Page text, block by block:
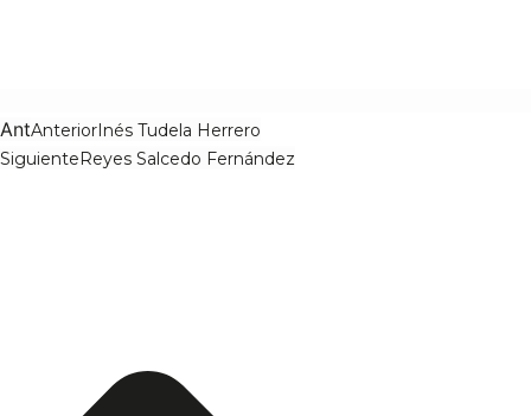
AntAnteriorInés Tudela Herrero
SiguienteReyes Salcedo Fernández